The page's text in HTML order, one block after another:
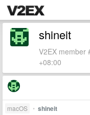
shineit
V2EX member
+08:00
macOS • shineit